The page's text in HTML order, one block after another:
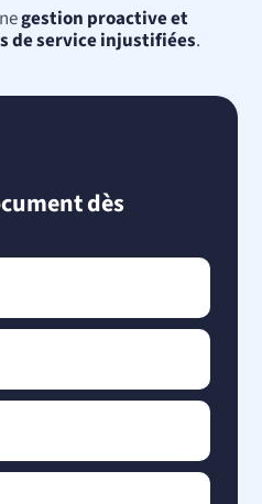
gestion proactive et
de service injustifiées.
dès